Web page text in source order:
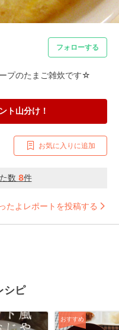
フォローする
プのたまご雑炊です☆
ト山分け！
お気に入りに追加
数 8件
たよレポートを投稿する
シピ
おすすめ